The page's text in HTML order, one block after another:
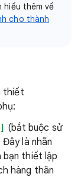
hiểu thêm về
cho thành
thiết
(bắt buộc sử
là nhãn
bạn thiết lập
hàng thân